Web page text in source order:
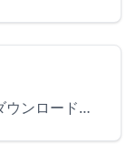
下記の手順に従って進めます。 ① ダウンロードした"AppGuardSetup.exe"を実行するとAppGuardのインストールウィザードが起動② 「ライセンス ID」と「パスワード」の入力注意：イ…